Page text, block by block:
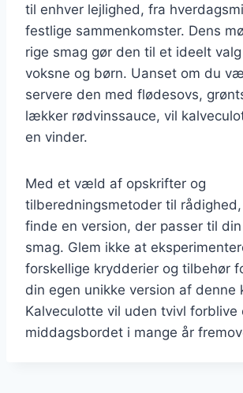
til enhver lejlighed, fra
festlige sammenkomster. Dens
rige smag gør den til et ideelt
voksne og børn. Uanset om du
servere den med flødesovs,
lækker rødvinssauce, vil
en vinder.
Med et væld af opskrifter og
tilberedningsmetoder til
finde en version, der passer til
smag. Glem ikke at
forskellige krydderier og tilbehør
din egen unikke version af denne
Kalveculotte vil uden tvivl forblive
middagsbordet i mange år